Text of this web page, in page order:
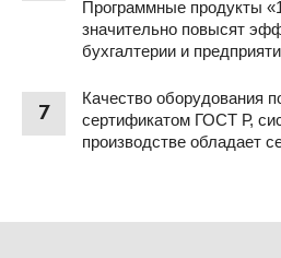
Программные продукты
значительно повысят
бухгалтерии и
7
Качество оборудования
сертификатом ГОСТ Р,
производстве обладает